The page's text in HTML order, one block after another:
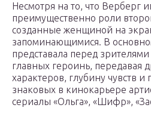
Несмотря на то, что Верберг
преимущественно роли
созданные женщиной на
запоминающимися. В
представала перед
главных героинь, передавая
характеров, глубину чувств
знаковых в кинокарьере
сериалы «Ольга», «Шифр»,